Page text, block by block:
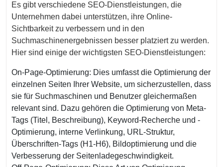
Es gibt verschiedene SEO-Dienstleistungen, die
Unternehmen dabei unterstützen, ihre Online-
Sichtbarkeit zu verbessern und in den
Suchmaschinenergebnissen besser platziert zu werden.
Hier sind einige der wichtigsten SEO-Dienstleistungen:
On-Page-Optimierung: Dies umfasst die Optimierung der
einzelnen Seiten Ihrer Website, um sicherzustellen, dass
sie für Suchmaschinen und Benutzer gleichermaßen
relevant sind. Dazu gehören die Optimierung von Meta-
Tags (Titel, Beschreibung), Keyword-Recherche und -
Optimierung, interne Verlinkung, URL-Struktur,
Überschriften-Tags (H1-H6), Bildoptimierung und die
Verbesserung der Seitenladegeschwindigkeit.